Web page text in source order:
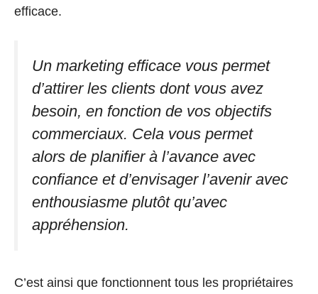
efficace.
Un marketing efficace vous permet
d’attirer les clients dont vous avez
besoin, en fonction de vos objectifs
commerciaux. Cela vous permet
alors de planifier à l’avance avec
confiance et d’envisager l’avenir avec
enthousiasme plutôt qu’avec
appréhension.
C’est ainsi que fonctionnent tous les propriétaires